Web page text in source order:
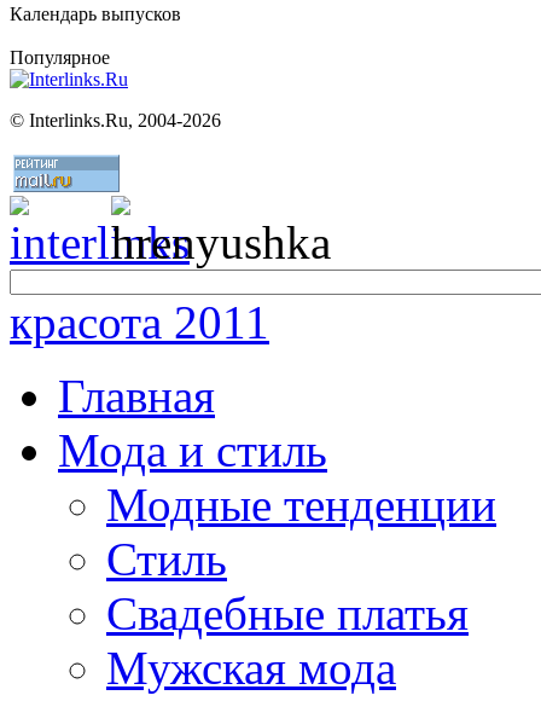
Календарь выпусков
Популярное
© Interlinks.Ru, 2004-2026
красота 2011
Главная
Мода и стиль
Модные тенденции
Стиль
Свадебные платья
Мужская мода